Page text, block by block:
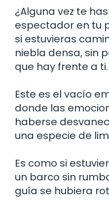
¿Alguna vez te
espectador en tu
si estuvieras
niebla densa, sin
que hay frente a ti.
Este es el vacío
donde las
haberse
una especie de
Es como si
un barco sin
guía se hubiera